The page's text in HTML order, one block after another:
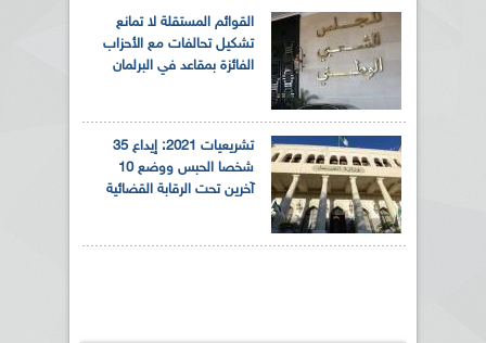
القوائم المستقلة لا تمانع
تشكيل تحالفات مع الأحزاب
الفائزة بمقاعد في البرلمان
تشريعيات 2021: إيداع 35
شخصا الحبس ووضع 10
آخرين تحت الرقابة القضائية